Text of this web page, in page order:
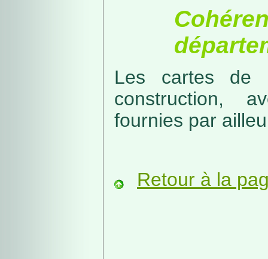
Les cartes de
construction,
fournies par
Retour à la